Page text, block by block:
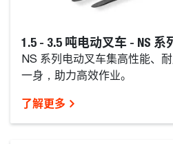
1.5 - 3.5 吨电动叉车 - NS 系
NS 系列电动叉车集高性能、
一身，助力高效作业。
了解更多